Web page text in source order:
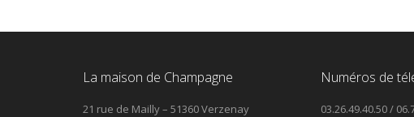
La maison de Champagne
21 rue de Mailly – 51360 Verzenay
Numéros de
03.26.49.40.50 /